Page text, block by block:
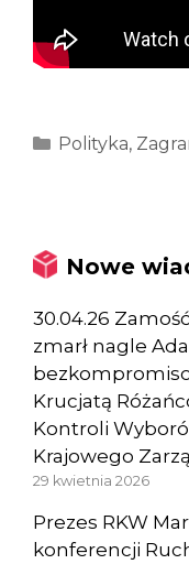
Kategorie
Polityka,
Nowe
30.04.26
zmarł nagle
Krucjatą
Kontroli
Krajowego
29 kwietnia 2026
Prezes RKW
konferencji